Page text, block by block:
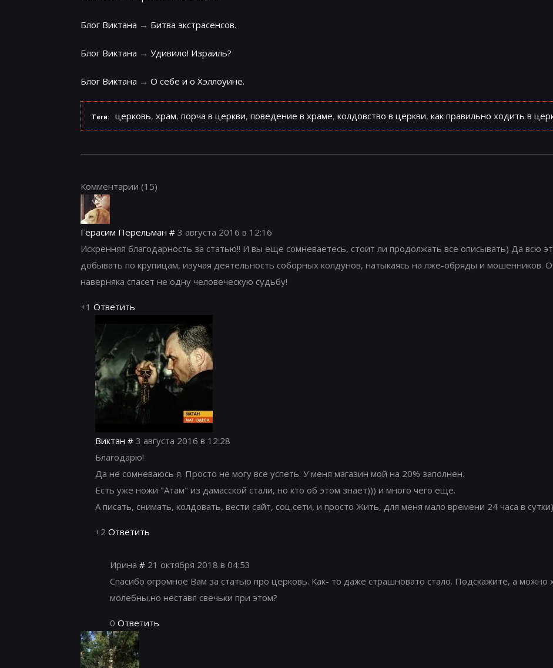
Блог Виктана → Битва экстрасенсов.
Блог Виктана → Удивило! Израиль?
Блог Виктана → О себе и о Хэллоуине.
Теги: церковь, храм, порча в церкви, поведение в храме, колдовство в церкви, как правильно ходить в
Комментарии (15)
Герасим Перельман # 3 августа 2016 в 12:16
Искренняя благодарность за статью!! И вы еще сомневаетесь, стоит ли продолжать все описывать) Да всю
добывать по крупицам, изучая деятельность соборных колдунов, натыкаясь на лже-обряды и мошенников.
наверняка спасет не одну человеческую судьбу!
+1 Ответить
Виктан # 3 августа 2016 в 12:28
Благодарю!
Да не сомневаюсь я. Просто не могу все успеть. У меня магазин мой на 20% заполнен.
Есть уже ножи "Атам" из дамасской стали, но кто об этом знает))) и много чего еще.
А писать, снимать, колдовать, вести сайт, соц.сети, и просто Жить, для меня мало времени 24 часа в
+2 Ответить
Ирина # 21 октября 2018 в 04:53
Спасибо огромное Вам за статью про церковь. Как- то даже страшновато стало. Подскажите, а можно
молебны,но неставя свечьки при этом?
0 Ответить